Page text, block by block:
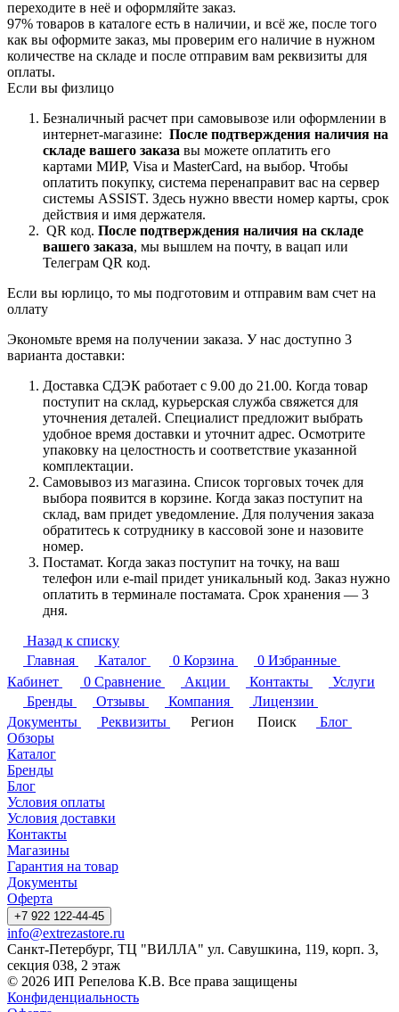
переходите в неё и оформляйте заказ.
97% товаров в каталоге есть в наличии, и всё же, после того
как вы оформите заказ, мы проверим его наличие в нужном
количестве на складе и после отправим вам реквизиты для
оплаты.
Если вы физлицо
Безналичный расчет при самовывозе или оформлении в
интернет-магазине: После подтверждения наличия на
складе вашего заказа вы можете оплатить его
картами МИР, Visa и MasterCard, на выбор. Чтобы
оплатить покупку, система перенаправит вас на сервер
системы ASSIST. Здесь нужно ввести номер карты, срок
действия и имя держателя.
QR код. После подтверждения наличия на складе
вашего заказа, мы вышлем на почту, в вацап или
Телеграм QR код.
Если вы юрлицо, то мы подготовим и отправим вам счет на
оллату
Экономьте время на получении заказа. У нас доступно 3
варианта доставки:
Доставка СДЭК работает с 9.00 до 21.00. Когда товар
поступит на склад, курьерская служба свяжется для
уточнения деталей. Специалист предложит выбрать
удобное время доставки и уточнит адрес. Осмотрите
упаковку на целостность и соответствие указанной
комплектации.
Самовывоз из магазина. Список торговых точек для
выбора появится в корзине. Когда заказ поступит на
склад, вам придет уведомление. Для получения заказа
обратитесь к сотруднику в кассовой зоне и назовите
номер.
Постамат. Когда заказ поступит на точку, на ваш
телефон или e-mail придет уникальный код. Заказ нужно
оплатить в терминале постамата. Срок хранения — 3
дня.
Назад к списку
Главная
Каталог 0 Корзина 0 Избранные
Кабинет
0 Сравнение Акции Контакты
Услуги
Бренды
Отзывы Компания
Лицензии
Документы
Реквизиты Регион Поиск
Блог
Обзоры
Каталог
Бренды
Блог
Условия оплаты
Условия доставки
Контакты
Магазины
Гарантия на товар
Документы
Оферта
+7 922 122-44-45
info@extrezastore.ru
Санкт-Петербург, ТЦ "ВИЛЛА" ул. Савушкина, 119, корп. 3,
секция 038, 2 этаж
© 2026 ИП Репелова К.В. Все права защищены
Конфиденциальность